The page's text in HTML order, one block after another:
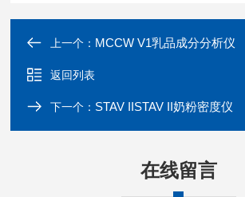
上一个： MCCW V1乳品成分分析仪
返回列表
下一个： STAV IISTAV II奶粉密度仪
在线留言